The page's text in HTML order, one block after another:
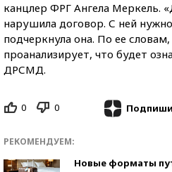
канцлер ФРГ Ангела Меркель.
нарушила договор. С ней
подчеркнула она. По ее
проанализирует, что будет
ДРСМД.
0 0
РЕКОМЕНДУЕМ:
Новые форматы